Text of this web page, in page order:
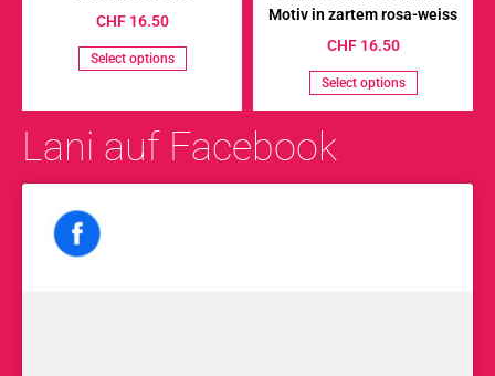
CHF16.50
Select options
Motiv in zartem rosa-weiss
CHF16.50
Select options
Lani auf Facebook